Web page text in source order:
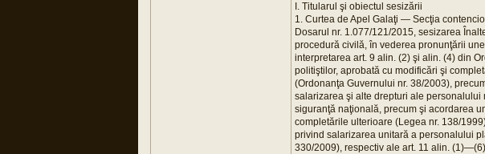
I. Titularul şi obiectul sesizării
1. Curtea de Apel Galaţi — Secţia
Dosarul nr. 1.077/121/2015, sesizarea
procedură civilă, în vederea pronunţării
interpretarea art. 9 alin. (2) şi alin. (4) din
politiştilor, aprobată cu modificări şi
(Ordonanţa Guvernului nr. 38/2003),
salarizarea şi alte drepturi ale
siguranţă naţională, precum şi acordarea
completările ulterioare (Legea nr. 138/
privind salarizarea unitară a personalului
330/2009), respectiv ale art. 11 alin.